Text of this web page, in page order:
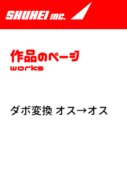
作品のページ
works
ダボ変換 オス→オス